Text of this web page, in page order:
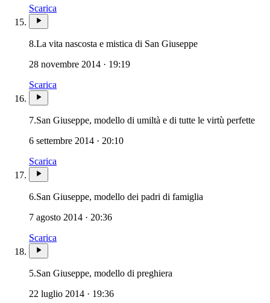
Scarica
8.La vita nascosta e mistica di San GiuseppePatriarca San
28 novembre 2014 · 19:19
Scarica
7.San Giuseppe, modello di umiltà e di tutte le virtù perfette
6 settembre 2014 · 20:10
Scarica
6.San Giuseppe, modello dei padri di famiglia
7 agosto 2014 · 20:36
Scarica
5.San Giuseppe, modello di preghiera
22 luglio 2014 · 19:36